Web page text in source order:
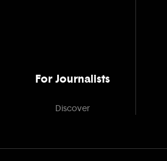
For Journalists
Discover